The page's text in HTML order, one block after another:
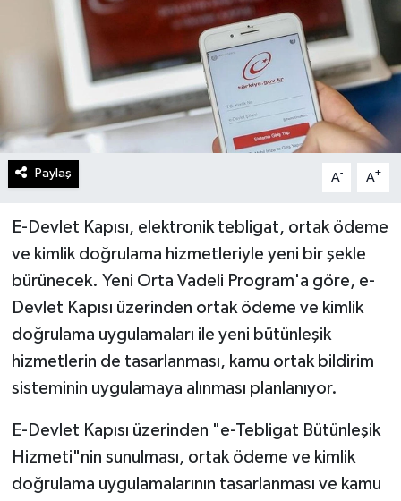
Paylaş A- A+
E-Devlet Kapısı, elektronik tebligat, ortak ödeme
ve kimlik doğrulama hizmetleriyle yeni bir şekle
bürünecek. Yeni Orta Vadeli Program'a göre, e-
Devlet Kapısı üzerinden ortak ödeme ve kimlik
doğrulama uygulamaları ile yeni bütünleşik
hizmetlerin de tasarlanması, kamu ortak bildirim
sisteminin uygulamaya alınması planlanıyor.
E-Devlet Kapısı üzerinden "e-Tebligat Bütünleşik
Hizmeti"nin sunulması, ortak ödeme ve kimlik
doğrulama uygulamalarının tasarlanması ve kamu